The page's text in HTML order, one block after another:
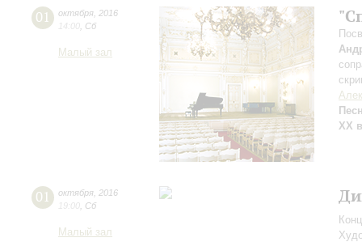
01 октября 2016
14:00 Сб
Малый зал
ХХ
01 октября 2016
19:00 Сб
Малый зал